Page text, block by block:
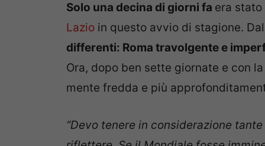
Solo una decina di giorni fa era
Lazio in questo avvio di stagione.
differenti: Roma travolgente e
Ora, dopo ben sette giornate e con
mente fredda e più
“Devo tenere in considerazione